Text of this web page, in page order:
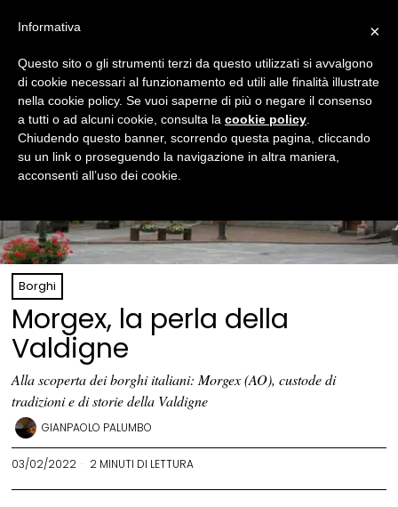
Borghi
Morgex, la perla della
Valdigne
Alla scoperta dei borghi italiani: Morgex (AO), custode di
tradizioni e di storie della Valdigne
GIANPAOLO PALUMBO
03/02/2022 2 MINUTI DI LETTURA
×
Informativa
Questo sito o gli strumenti terzi da questo utilizzati si avvalgono
di cookie necessari al funzionamento ed utili alle finalità illustrate
nella cookie policy. Se vuoi saperne di più o negare il consenso
a tutti o ad alcuni cookie, consulta la cookie policy
Chiudendo questo banner, scorrendo questa pagina, cliccando
su un link o proseguendo la navigazione in altra maniera,
acconsenti all’uso dei cookie.